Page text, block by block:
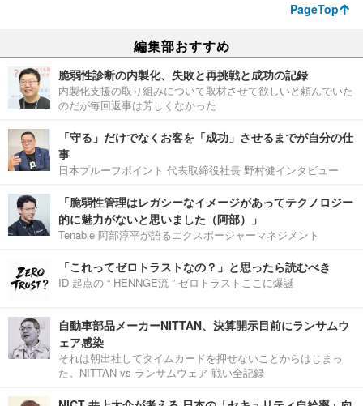
PageTop
編集部おすすめ
脆弱性診断の内製化、失敗と再挑戦と成功の記録
内製化支援の取り組みについて取材させて欲しいと頼んでいた
のだが毎回返事は芳しくなかった
「守る」だけでなくお客を「成功」させるまでが自分の仕
事
日本プルーフポイント 代表取締役社長 野村健インタビュー
「脆弱性管理はレガシーなイメージがあってテクノロジー
的に魅力がないと思いました（阿部）」
Tenable 阿部淳平が語るエクスポージャーマネジメント
「これってゼロトラストなの？」と思ったら読むべき
ID 起点の “ HENNGE流 ” ゼロトラストここに爆誕
自動車部品メーカーNITTAN、決算開示目前にランサムウ
ェア感染
それは朝出社してタイムカードを押せないことからはじまっ
た。NITTAN vs ランサムウェア 戦い全記録